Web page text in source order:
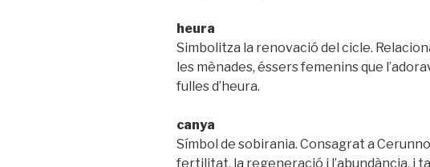
heura
Simbolitza la renovació del cicle.
les mènades, éssers femenins que
fulles d’heura.
canya
Símbol de sobirania. Consagrat a
fertilitat, la regeneració i l’abundància, i